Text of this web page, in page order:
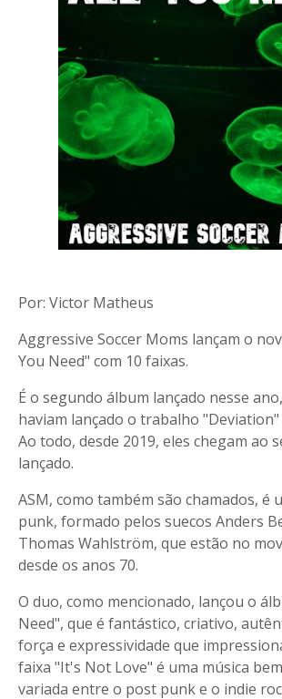
Por: Victor Matheus
Aggressive Soccer Moms lançam o
You Need" com 10 faixas.
É o segundo álbum lançado nesse
haviam lançado o trabalho "Deviation"
Ao todo, desde 2019, eles chegam ao
lançado.
ASM, como também são chamados, é
punk, formado pelos suecos Anders
Thomas Wahlström, que estão no
desde os anos 70.
O duo, como mencionado, lançou o
Need", que é fantástico, criativo,
força e expressividade que
faixa "It's Not Love" é uma música
variada entre o post punk e o indie